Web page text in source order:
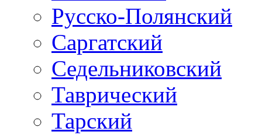
Русско-Полянский
Саргатский
Седельниковский
Таврический
Тарский